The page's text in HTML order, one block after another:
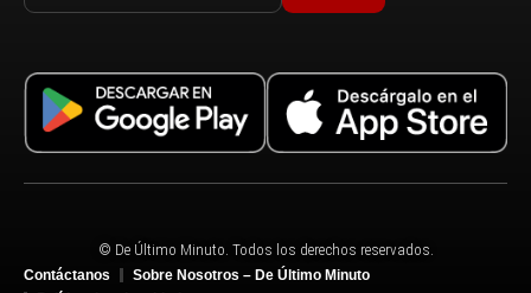
© De Último Minuto. Todos los derechos reservados.
Contáctanos
Sobre Nosotros – De Último Minuto